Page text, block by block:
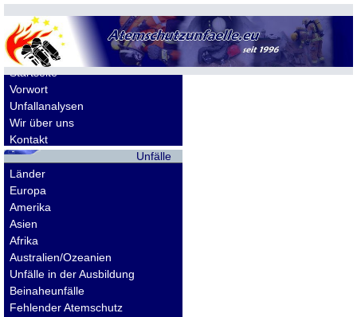
Allgemeines
Startseite
Vorwort
Unfallanalysen
Wir über uns
Kontakt
Unfälle
Länder
Europa
Amerika
Asien
Afrika
Australien/Ozeanien
Unfälle in der Ausbildung
Beinaheunfälle
Fehlender Atemschutz